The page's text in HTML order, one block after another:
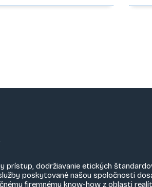
prístup, dodržiavanie etických
poskytované našou spoločnosti
firemnému know-how z oblasti